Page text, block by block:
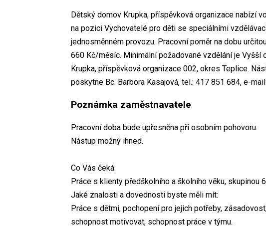
Dětský domov Krupka, příspěvková organizace nabízí
na pozici Vychovatelé pro děti se speciálními
jednosměnném provozu. Pracovní poměr na dobu
660 Kč/měsíc. Minimální požadované vzdělání je
Krupka, příspěvková organizace 002, okres Teplice.
poskytne Bc. Barbora Kasajová, tel.: 417 851 684, e-
Poznámka zaměstnavatele
Pracovní doba bude upřesněna při osobním pohovoru.
Nástup možný ihned.
Co Vás čeká:
Práce s klienty předškolního a školního věku, skupinou
Jaké znalosti a dovednosti byste měli mít:
Práce s dětmi, pochopení pro jejich potřeby,
schopnost motivovat, schopnost práce v týmu.